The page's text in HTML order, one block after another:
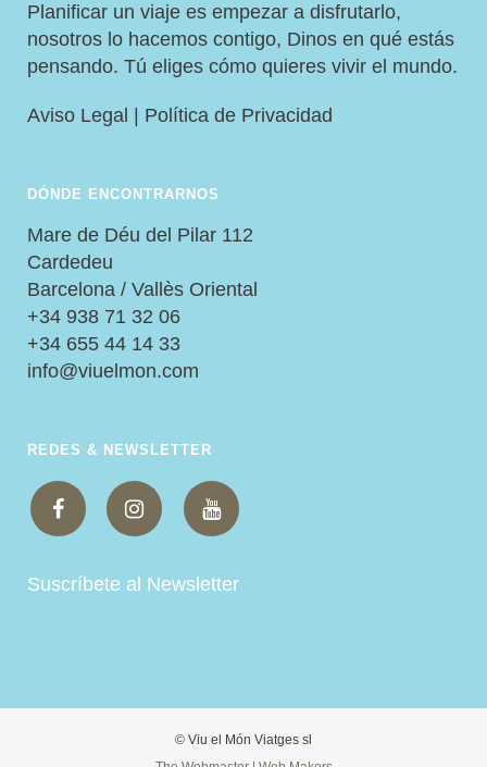
Planificar un viaje es empezar a disfrutarlo,
nosotros lo hacemos contigo, Dinos en qué estás
pensando. Tú eliges cómo quieres vivir el mundo.
Aviso Legal Política de Privacidad
DÓNDE ENCONTRARNOS
Mare de Déu del Pilar 112
Cardedeu
Barcelona / Vallès Oriental
+34 938 71 32 06
+34 655 44 14 33
info@viuelmon.com
REDES & NEWSLETTER
Suscríbete al Newsletter
© Viu el Món Viatges sl